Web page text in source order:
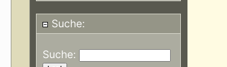
Suche:
Suche: